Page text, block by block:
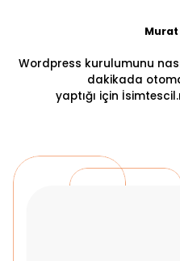
Wordpress kurulumunu
dakikada
yaptığı için